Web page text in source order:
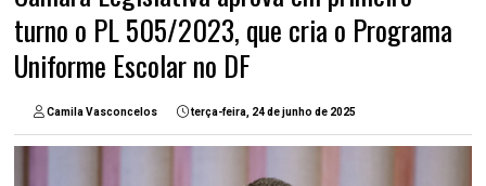
turno o PL 505/2023, que cria o Programa
Uniforme Escolar no DF
Camila Vasconcelos terça-feira, 24 de junho de 2025